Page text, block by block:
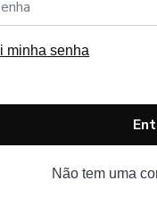
minha senha
Não tem uma